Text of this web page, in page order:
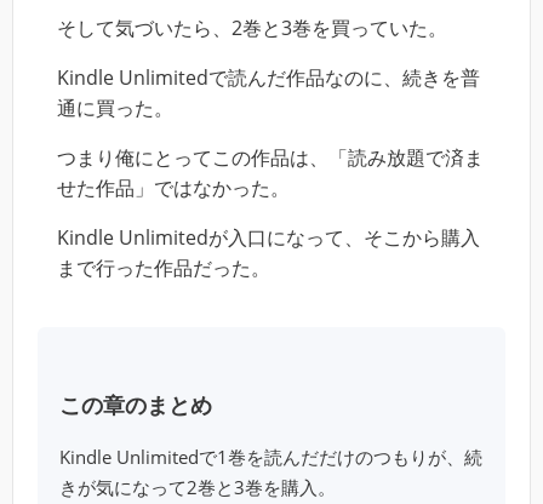
そして気づいたら、2巻と3巻を買っていた。
Kindle Unlimitedで読んだ作品なのに、続きを普
通に買った。
つまり俺にとってこの作品は、「読み放題で済ま
せた作品」ではなかった。
Kindle Unlimitedが入口になって、そこから購入
まで行った作品だった。
この章のまとめ
Kindle Unlimitedで1巻を読んだだけのつもりが、続
きが気になって2巻と3巻を購入。